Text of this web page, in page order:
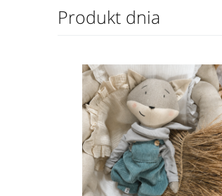
Produkt dnia